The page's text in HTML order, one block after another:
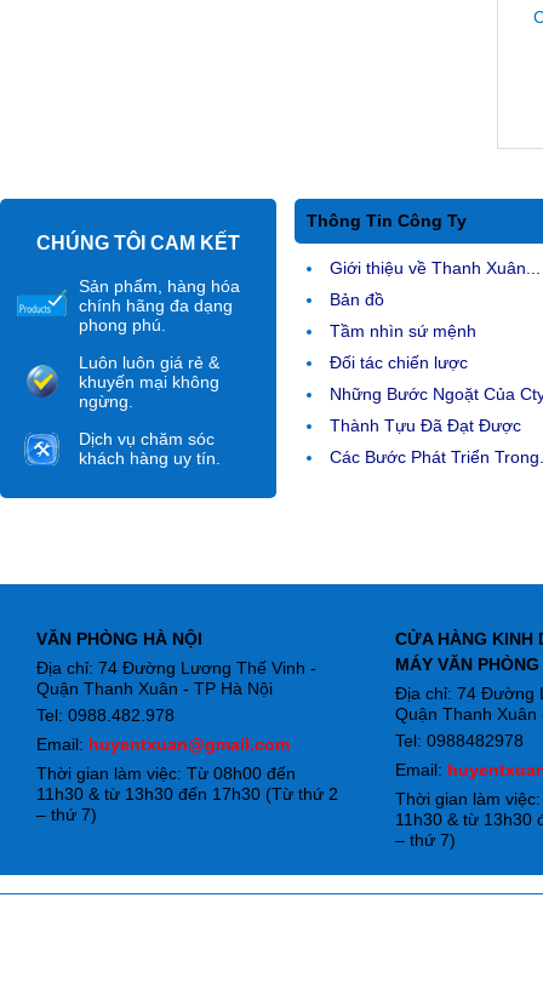
CHÚNG TÔI CAM KẾT
Sản phẩm, hàng hóa
chính hãng đa dạng
phong phú.
Luôn luôn giá rẻ &
khuyến mại không
ngừng.
Dịch vụ chăm sóc
khách hàng uy tín.
Thông Tin Công Ty
Giới thiệu về Thanh Xuân...
Bản đồ
Tầm nhìn sứ mệnh
Đối tác chiến lược
Những Bước Ngoặt Của
Thành Tựu Đã Đạt Được
Các Bước Phát Triển
VĂN PHÒNG HÀ NỘI
Địa chỉ: 74 Đường Lương Thế Vinh -
Quận Thanh Xuân - TP Hà Nội
Tel: 0988.482.978
Email: huyentxuan@gmail.com
Thời gian làm việc: Từ 08h00 đến
11h30 & từ 13h30 đến 17h30 (Từ thứ 2
– thứ 7)
CỬA HÀNG KINH
MÁY VĂN PHÒNG
Địa chỉ: 74 Đường
Quận Thanh Xuân
Tel: 0988482978
Email:
Thời gian làm
11h30 & từ 13h30
– thứ 7)